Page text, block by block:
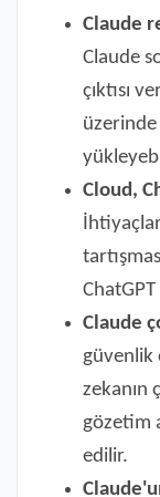
Claude
Claude
çıktısı
üzerinde
Cloud,
Claude
güvenlik
zekanın
gözetim
edilir.